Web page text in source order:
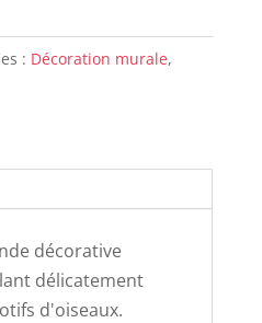
: Décoration murale,
décorative
délicatement
d'oiseaux.